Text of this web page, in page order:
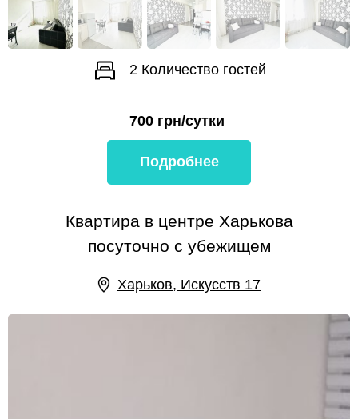
2 Количество гостей
700 грн/сутки
Подробнее
Квартира в центре Харькова
посуточно с убежищем
Харьков, Искусств 17